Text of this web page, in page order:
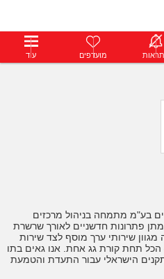
פרימיוםמועדפים עוד
בע"מ מתמחה בניהול מרכזים
פתרונות חדשניים לאורך שרשרת
שירותי ערך מוסף לצד שירות
הכל תחת קורת גג אחת. אנו גאים בתו
הישראלי עבור התעדת והטמעת